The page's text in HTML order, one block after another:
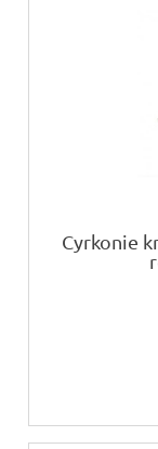
Cyrkonie